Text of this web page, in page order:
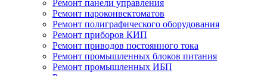
Ремонт панели управления
Ремонт пароконвектоматов
Ремонт полиграфического оборудования
Ремонт приборов КИП
Ремонт приводов постоянного тока
Ремонт промышленных блоков питания
Ремонт промышленных ИБП